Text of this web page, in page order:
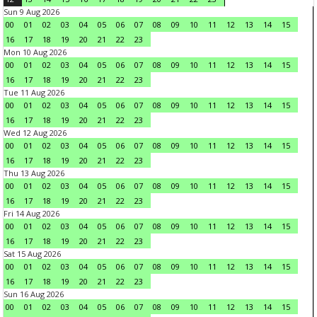
Sun 9 Aug 2026
00
01 02 03 04 05 06 07 08 09 10 11 12 13 14
15
16
17 18 19 20 21 22
23
Mon 10 Aug 2026
00
01 02 03 04 05 06 07 08 09 10 11 12 13 14
15
16
17 18 19 20 21 22
23
Tue 11 Aug 2026
00
01 02 03 04 05 06 07 08 09 10 11 12 13 14
15
16
17 18 19 20 21 22
23
Wed 12 Aug 2026
00
01 02 03 04 05 06 07 08 09 10 11 12 13 14
15
16
17 18 19 20 21 22
23
Thu 13 Aug 2026
00
01 02 03 04 05 06 07 08 09 10 11 12 13 14
15
16
17 18 19 20 21 22
23
Fri 14 Aug 2026
00
01 02 03 04 05 06 07 08 09 10 11 12 13 14
15
16
17 18 19 20 21 22
23
Sat 15 Aug 2026
00
01 02 03 04 05 06 07 08 09 10 11 12 13 14
15
16
17 18 19 20 21 22
23
Sun 16 Aug 2026
00
01 02 03 04 05 06 07 08 09 10 11 12 13 14
15